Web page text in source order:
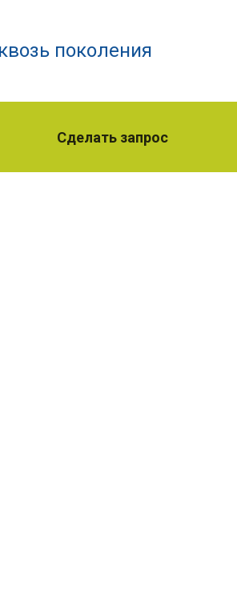
поколения
Сделать запрос